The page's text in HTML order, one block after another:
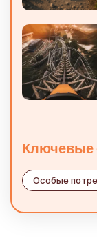
Ключевые
Особые